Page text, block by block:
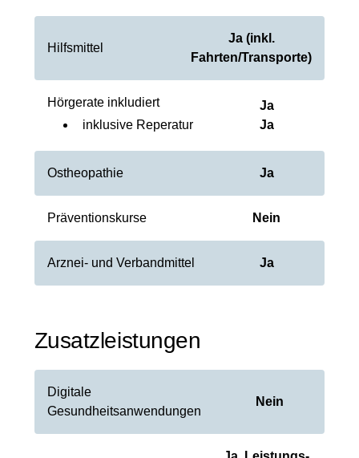
Hilfsmittel
Ja (inkl.
Fahrten/Transporte)
Hörgerate inkludiert
inklusive Reperatur
Ja
Ja
Ostheopathie Ja
Präventionskurse Nein
Arznei- und Verbandmittel Ja
Zusatzleistungen
Digitale
Gesundheitsanwendungen
Nein